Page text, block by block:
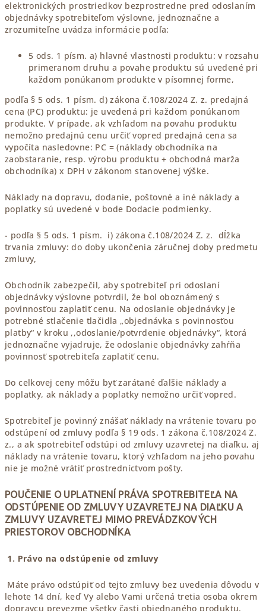
elektronických prostriedkov bezprostredne pred odoslaním
objednávky spotrebiteľom výslovne, jednoznačne a
zrozumiteľne uvádza informácie podľa:
5 ods. 1 písm. a) hlavné vlastnosti produktu: v rozsahu
primeranom druhu a povahe produktu sú uvedené pri
každom ponúkanom produkte v písomnej forme,
podľa § 5 ods. 1 písm. d) zákona č.108/2024 Z. z. predajná
cena (PC) produktu: je uvedená pri každom ponúkanom
produkte. V prípade, ak vzhľadom na povahu produktu
nemožno predajnú cenu určiť vopred predajná cena sa
vypočíta nasledovne: PC = (náklady obchodníka na
zaobstaranie, resp. výrobu produktu + obchodná marža
obchodníka) x DPH v zákonom stanovenej výške.
Náklady na dopravu, dodanie, poštovné a iné náklady a
poplatky sú uvedené v bode Dodacie podmienky.
- podľa § 5 ods. 1 písm. i) zákona č.108/2024 Z. z. dĺžka
trvania zmluvy: do doby ukončenia záručnej doby predmetu
zmluvy,
Obchodník zabezpečil, aby spotrebiteľ pri odoslaní
objednávky výslovne potvrdil, že bol oboznámený s
povinnosťou zaplatiť cenu. Na odoslanie objednávky je
potrebné stlačenie tlačidla „objednávka s povinnosťou
platby“ v kroku ,,odoslanie/potvrdenie objednávky“, ktorá
jednoznačne vyjadruje, že odoslanie objednávky zahŕňa
povinnosť spotrebiteľa zaplatiť cenu.
Do celkovej ceny môžu byť zarátané ďalšie náklady a
poplatky, ak náklady a poplatky nemožno určiť vopred.
Spotrebiteľ je povinný znášať náklady na vrátenie tovaru po
odstúpení od zmluvy podľa § 19 ods. 1 zákona č.108/2024 Z.
z., a ak spotrebiteľ odstúpi od zmluvy uzavretej na diaľku, aj
náklady na vrátenie tovaru, ktorý vzhľadom na jeho povahu
nie je možné vrátiť prostredníctvom pošty.
POUČENIE O UPLATNENÍ PRÁVA SPOTREBITEĽA NA
ODSTÚPENIE OD ZMLUVY UZAVRETEJ NA DIAĽKU A
ZMLUVY UZAVRETEJ MIMO PREVÁDZKOVÝCH
PRIESTOROV OBCHODNÍKA
1. Právo na odstúpenie od zmluvy
Máte právo odstúpiť od tejto zmluvy bez uvedenia dôvodu v
lehote 14 dní, keď Vy alebo Vami určená tretia osoba okrem
dopravcu prevezme všetky časti objednaného produktu,